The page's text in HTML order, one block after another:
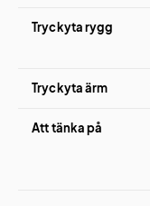
Tryckyta rygg
Tryckyta ärm
Att tänka på